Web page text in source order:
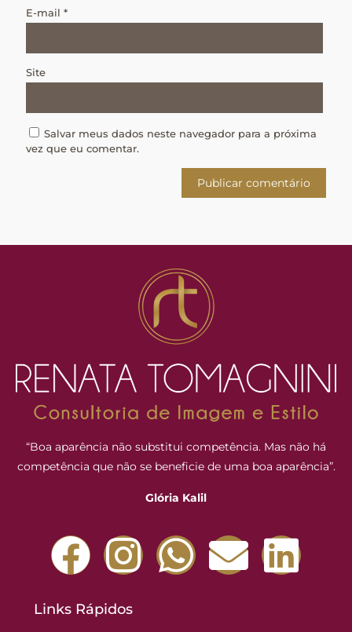
E-mail *
Site
Salvar meus dados neste navegador para a próxima
vez que eu comentar.
“Boa aparência não substitui competência. Mas não há
competência que não se beneficie de uma boa aparência”.
Glória Kalil
Links Rápidos